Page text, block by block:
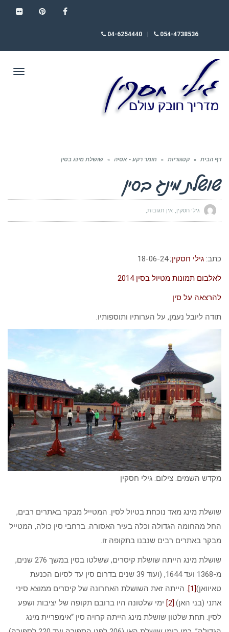
054-4738536
04-6254440
דף הבית » קטגוריות » חומר רקע - אסיה » שושלת מינג בסין
שושלת מינג בסין
גילי חסקין אין תגובות
כתב: גילי חסקין; 18-06-24
לאלבום תמונות מטיול בסין 2014
להרצאה על סין
תודה ליובל נעמן, על הערותיו ותוספותיו.
מקדש השמים. צילום: גילי חסקין
שושלת מינג מאד נוכחת בטיול לסין. המטייל מבקר באתרים רבים,
החל מהחומה הגדולה וכלה בעיר האסורה. ברחבי סין כולה, המטייל
מבקר באתרים רבים שנבנו בתקופה זו.
שושלת מינג הייתה שושלת קיסרים, ששלטו בסין במשך 276 שנים,
מ-1368 ועד 1644, (ועוד 39 שנים בדרום סין עד לסיום הכנעת
טאיוואן)[1]
. הייתה זאת השושלת האחרונה של קיסרים ממוצא סיני
אתני (בני האן).[2]
ימי שלטונה היו ברובם תקופה של יציבות ושפע
לסין. תחת שלטון שושלת מינג הייתה קרויה סין “אימפריית מינג